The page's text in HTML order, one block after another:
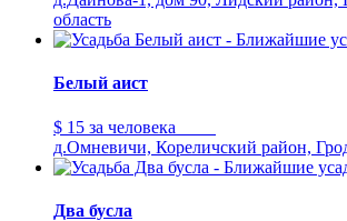
область
Белый аист
$ 15 за человека
д.Омневичи, Кореличский район,
Два бусла